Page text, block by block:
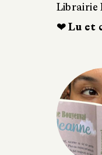
Librairie
❤ Lu et